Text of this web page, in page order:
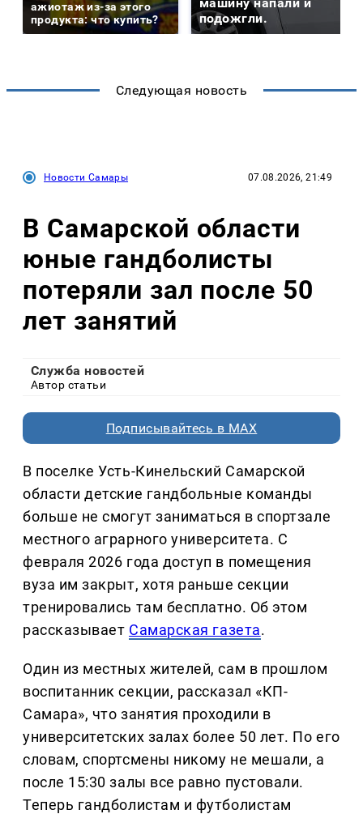
ажиотаж из-за этого
продукта: что купить?
подожгли.
Следующая новость
Новости Самары 07.08.2026, 21:49
В Самарской области
юные гандболисты
потеряли зал после 50
лет занятий
Служба новостей
Автор статьи
Подписывайтесь в MAX
В поселке Усть-Кинельский Самарской
области детские гандбольные команды
больше не смогут заниматься в спортзале
местного аграрного университета. С
февраля 2026 года доступ в помещения
вуза им закрыт, хотя раньше секции
тренировались там бесплатно. Об этом
рассказывает Самарская газета.
Один из местных жителей, сам в прошлом
воспитанник секции, рассказал «КП-
Самара», что занятия проходили в
университетских залах более 50 лет. По его
словам, спортсмены никому не мешали, а
после 15:30 залы все равно пустовали.
Теперь гандболистам и футболистам